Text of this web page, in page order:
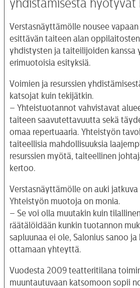
yhdistämisestä hyötyvät
Verstasnäyttämölle nousee
esittävän taiteen alan
yhdistysten ja taiteilijoiden kanssa
erimuotoisia esityksiä.
Voimien ja resurssien
katsojat kuin tekijätkin.
– Yhteistuotannot vahvistavat
taiteen saavutettavuutta sekä
omaa repertuaaria. Yhteistyön
taiteellisia mahdollisuuksia
resurssien myötä, taiteellinen
kertoo.
Verstasnäyttämölle on auki jatkuva
Yhteistyön muotoja on monia.
– Se voi olla muutakin kuin
räätälöidään kunkin tuotannon
sapluunaa ei ole, Salonius sanoo
ottamaan yhteyttä.
Vuodesta 2009 teatteritilana
muuntautuvaan katsomoon sopii